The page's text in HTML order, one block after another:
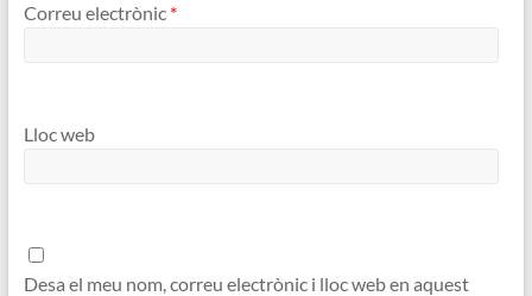
Correu electrònic *
Lloc web
Desa el meu nom, correu electrònic i lloc web en aquest